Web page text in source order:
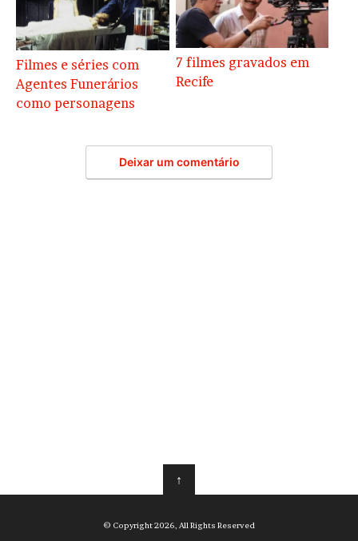
Filmes e séries com
Agentes Funerários
como personagens
7 filmes gravados em
Recife
Deixar um comentário
↑
© Copyright 2026, All Rights Reserved